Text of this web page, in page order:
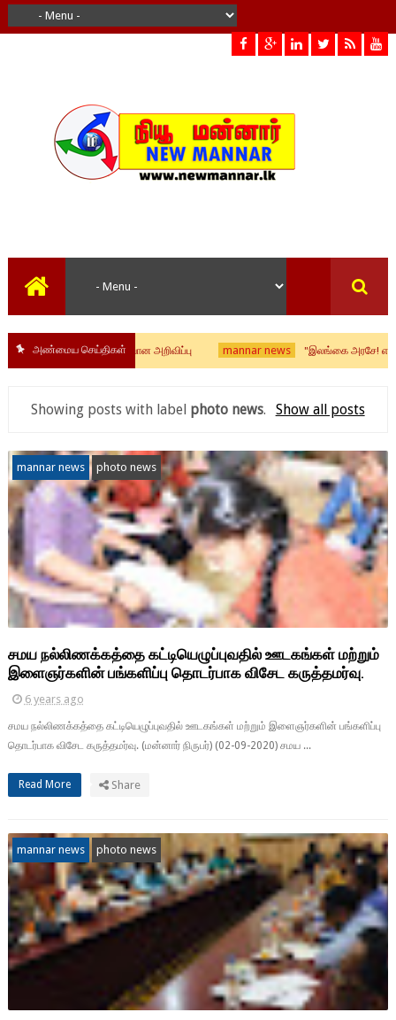
அண்மைய செய்திகள்
தொடர்பில் வௌியான அறிவிப்பு mannar news "இலங்கை அரசே! எமது பூர்வீக
Showing posts with label photo news. Show all posts
mannar news photo news
சமய நல்லிணக்கத்தை கட்டியெழுப்புவதில் ஊடகங்கள் மற்றும்
இளைஞர்களின் பங்களிப்பு தொடர்பாக விசேட கருத்தமர்வு.
6 years ago
சமய நல்லிணக்கத்தை கட்டியெழுப்புவதில் ஊடகங்கள் மற்றும் இளைஞர்களின் பங்களிப்பு
தொடர்பாக விசேட கருத்தமர்வு. (மன்னார் நிருபர்) (02-09-2020) சமய ...
Read More Share
mannar news photo news